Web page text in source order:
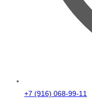
+7 (916) 068-99-11